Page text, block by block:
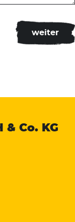
& Co. KG